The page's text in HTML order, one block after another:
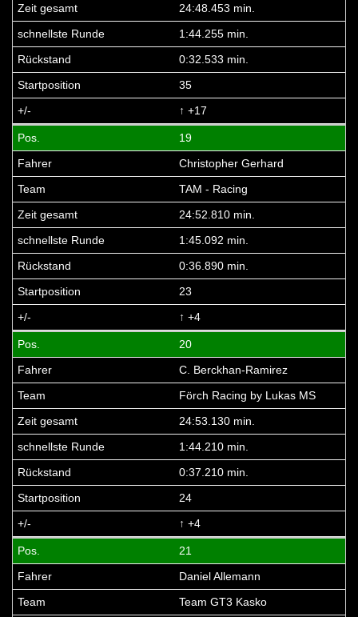
24:48.453 min.
1:44.255 min.
0:32.533 min.
35
↑ +17
19
Christopher Gerhard
TAM - Racing
24:52.810 min.
1:45.092 min.
0:36.890 min.
23
↑ +4
20
C. Berckhan-Ramirez
Förch Racing by Lukas MS
24:53.130 min.
1:44.210 min.
0:37.210 min.
24
↑ +4
21
Daniel Allemann
Team GT3 Kasko